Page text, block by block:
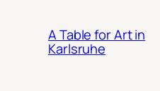
A Table for Art in
Karlsruhe